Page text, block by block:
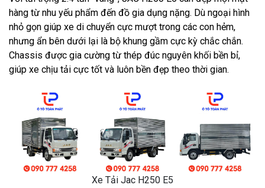
hàng từ nhu yếu phẩm đến đồ gia dụng nặng. Dù ngoại hình
nhỏ gọn giúp xe di chuyển cực mượt trong các con hẻm,
nhưng ẩn bên dưới lại là bộ khung gầm cực kỳ chắc chắn.
Chassis được gia cường từ thép đúc nguyên khối bền bỉ,
giúp xe chịu tải cực tốt và luôn bền đẹp theo thời gian.
Xe Tải Jac H250 E5